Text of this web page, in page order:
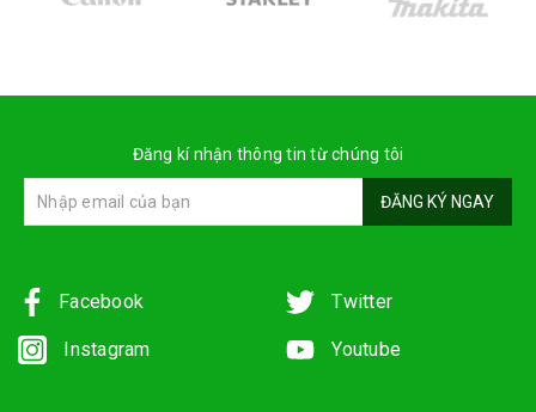
Đăng kí nhận thông tin từ chúng tôi
ĐĂNG KÝ NGAY
Facebook Twitter
Instagram Youtube